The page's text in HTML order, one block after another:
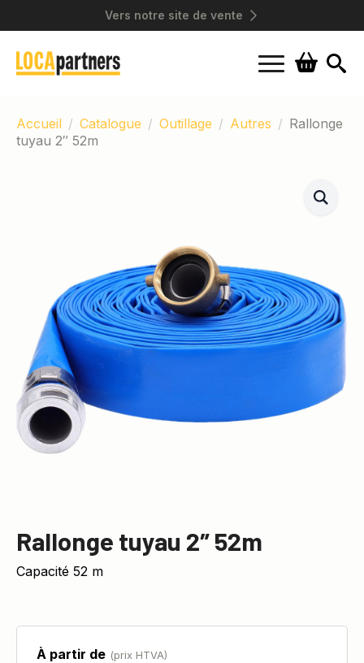
Vers notre site de vente
Accueil
Catalogue Outillage Autres
Rallonge
tuyau 2″ 52m
Rallonge tuyau 2″ 52m
Capacité 52 m
À partir de (prix HTVA)